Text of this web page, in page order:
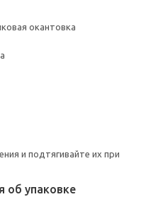
окантовка
и подтягивайте их при
об упаковке